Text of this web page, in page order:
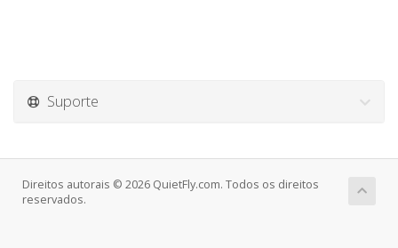
Suporte
Direitos autorais © 2026 QuietFly.com. Todos os direitos
reservados.